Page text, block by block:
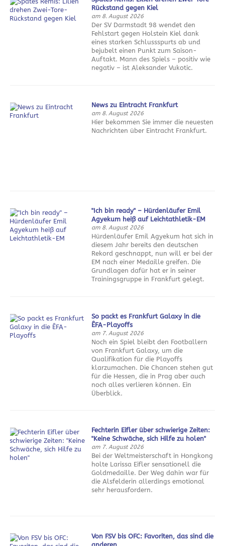
Rückstand gegen Kiel
am 8. August 2026
Der SV Darmstadt 98 wendet den
Fehlstart gegen Holstein Kiel dank
eines starken Schlussspurts ab und
bejubelt einen Punkt zum Saison-
Auftakt. Mann des Spiels – positiv wie
negativ – ist Aleksander Vukotic.
News zu Eintracht Frankfurt
am 8. August 2026
Hier bekommen Sie immer die neuesten
Nachrichten über Eintracht Frankfurt.
"Ich bin ready" – Hürdenläufer Emil
Agyekum heiß auf Leichtathletik-EM
am 8. August 2026
Hürdenläufer Emil Agyekum hat sich in
diesem Jahr bereits den deutschen
Rekord geschnappt, nun will er bei der
EM nach einer Medaille greifen. Die
Grundlagen dafür hat er in seiner
Trainingsgruppe in Frankfurt gelegt.
So packt es Frankfurt Galaxy in die
ÊFA-Playoffs
am 7. August 2026
Noch ein Spiel bleibt den Footballern
von Frankfurt Galaxy, um die
Qualifikation für die Playoffs
klarzumachen. Die Chancen stehen gut
für die Hessen, die in Prag aber auch
noch alles verlieren können. Ein
Überblick.
Fechterin Eifler über schwierige Zeiten:
"Keine Schwäche, sich Hilfe zu holen"
am 7. August 2026
Bei der Weltmeisterschaft in Hongkong
holte Larissa Eifler sensationell die
Goldmedaille. Der Weg dahin war für
die Alsfelderin allerdings emotional
sehr herausfordern.
Von FSV bis OFC: Favoriten, das sind die